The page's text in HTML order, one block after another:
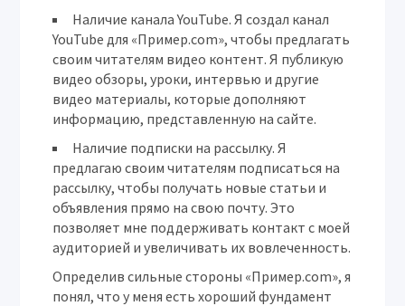
Наличие канала YouTube. Я создал канал
YouTube для «Пример.com», чтобы предлагать
своим читателям видео контент. Я публикую
видео обзоры, уроки, интервью и другие
видео материалы, которые дополняют
информацию, представленную на сайте.
Наличие подписки на рассылку. Я
предлагаю своим читателям подписаться на
рассылку, чтобы получать новые статьи и
объявления прямо на свою почту. Это
позволяет мне поддерживать контакт с моей
аудиторией и увеличивать их вовлеченность.
Определив сильные стороны «Пример.com», я
понял, что у меня есть хороший фундамент